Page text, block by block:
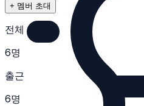
+ 멤버 초대
전체
6명
출근
6명